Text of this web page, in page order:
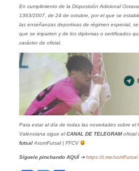
En cumplimiento de la Disposición Adicional
1363/2007, de 24 de octubre, por el que se
las enseñanzas deportivas de régimen especial,
que se imparten y de los diplomas o certificados
carácter de oficial.
Para estar al día de todas las novedades sobre el
Valenciana sigue elCANAL DE TELEGRAMoficial
futsal#somFutsal | FFCV
Síguelo pinchando AQUÍ➜https://t.me/somFutsal